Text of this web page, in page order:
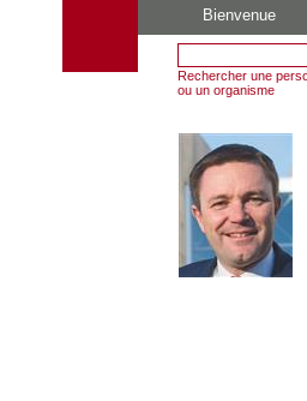
Bienvenue
Rechercher une
ou un organisme